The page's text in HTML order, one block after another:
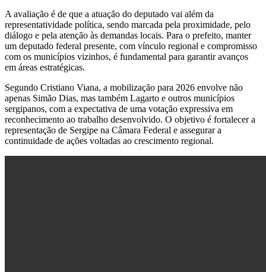
A avaliação é de que a atuação do deputado vai além da
representatividade política, sendo marcada pela proximidade, pelo
diálogo e pela atenção às demandas locais. Para o prefeito, manter
um deputado federal presente, com vínculo regional e compromisso
com os municípios vizinhos, é fundamental para garantir avanços
em áreas estratégicas.
Segundo Cristiano Viana, a mobilização para 2026 envolve não
apenas Simão Dias, mas também Lagarto e outros municípios
sergipanos, com a expectativa de uma votação expressiva em
reconhecimento ao trabalho desenvolvido. O objetivo é fortalecer a
representação de Sergipe na Câmara Federal e assegurar a
continuidade de ações voltadas ao crescimento regional.